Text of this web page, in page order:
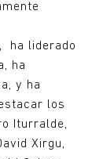
ha liderado
ha
y ha
los
Iturralde,
Xirgu,